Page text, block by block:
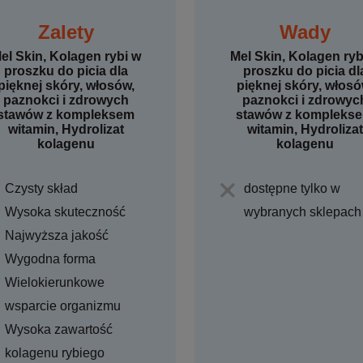
Zalety
Skin, Kolagen rybi w
proszku do picia dla
skóry, włosów,
paznokci i zdrowych
z kompleksem
witamin, Hydrolizat
kolagenu
Czysty skład
Wysoka skuteczność
Najwyższa jakość
Wygodna forma
Wielokierunkowe
wsparcie organizmu
Wysoka zawartość
kolagenu rybiego
Wady
Mel Skin, Kolagen
proszku do picia
pięknej skóry,
paznokci i
stawów z
witamin, Hydrolizat
kolagenu
dostępne tylko w
wybranych sklepach